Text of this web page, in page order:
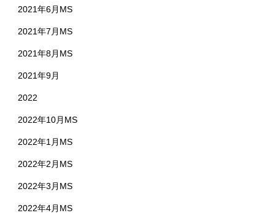
2021年6月MS
2021年7月MS
2021年8月MS
2021年9月
2022
2022年10月MS
2022年1月MS
2022年2月MS
2022年3月MS
2022年4月MS